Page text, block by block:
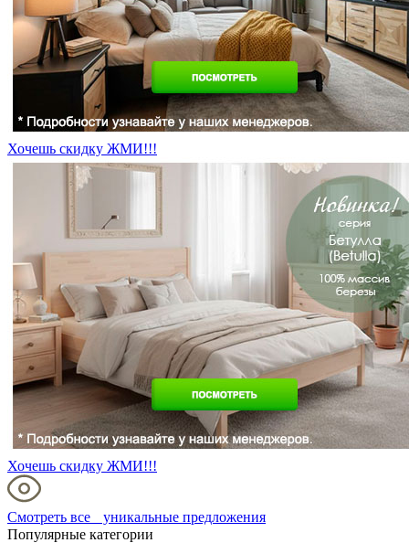
Хочешь скидку ЖМИ!!!
Хочешь скидку ЖМИ!!!
Смотреть все уникальные предложения
Популярные категории